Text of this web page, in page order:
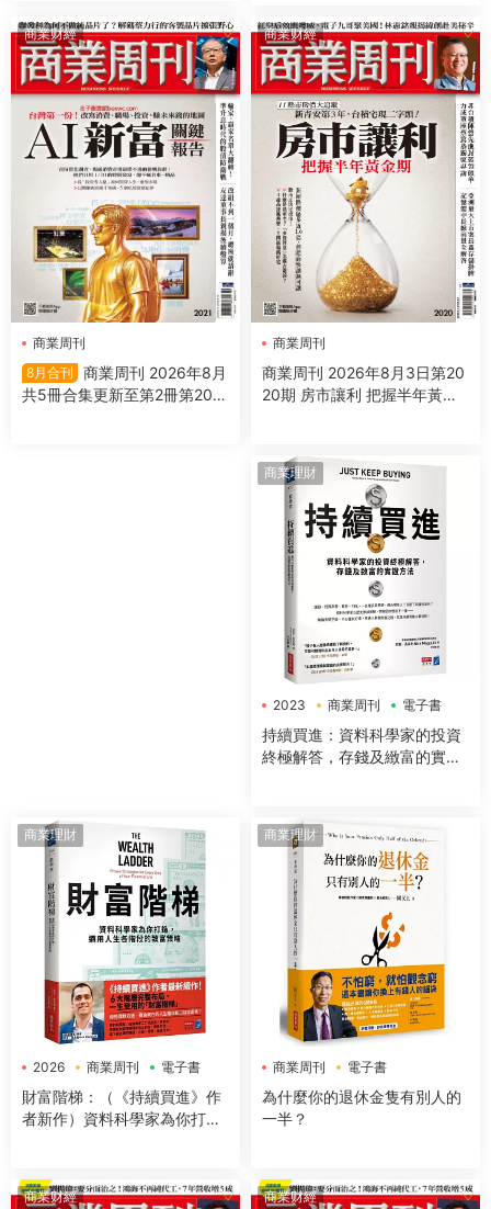
商業财經
商業周刊
8月合刊
商業周刊 2026年8月
共5冊合集更新至第2冊第2021
商業财經
商業周刊
商業周刊 2026年8月3日第20
20期 房市讓利 把握半年黃金
商業理財
2023 商業周刊 電子書
持續買進：資料科學家的投資
終極解答，存錢及緻富的實證
商業理財
2026 商業周刊 電子書
財富階梯：（《持續買進》作
者新作）資料科學家為你打
商業理財
商業周刊 電子書
為什麼你的退休金隻有別人的
一半？
商業财經 商業财經